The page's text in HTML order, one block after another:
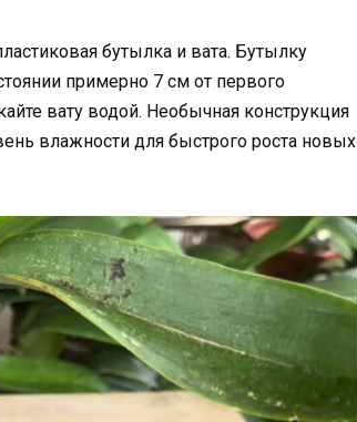
бутылка и вата. Бутылку
примерно 7 см от первого
вату водой. Необычная конструкция
влажности для быстрого роста новых